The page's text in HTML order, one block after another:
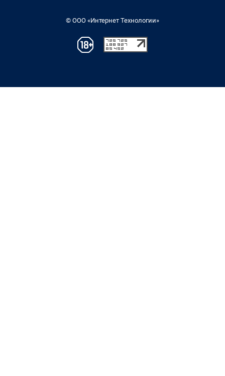
© ООО «Интернет Технологии»